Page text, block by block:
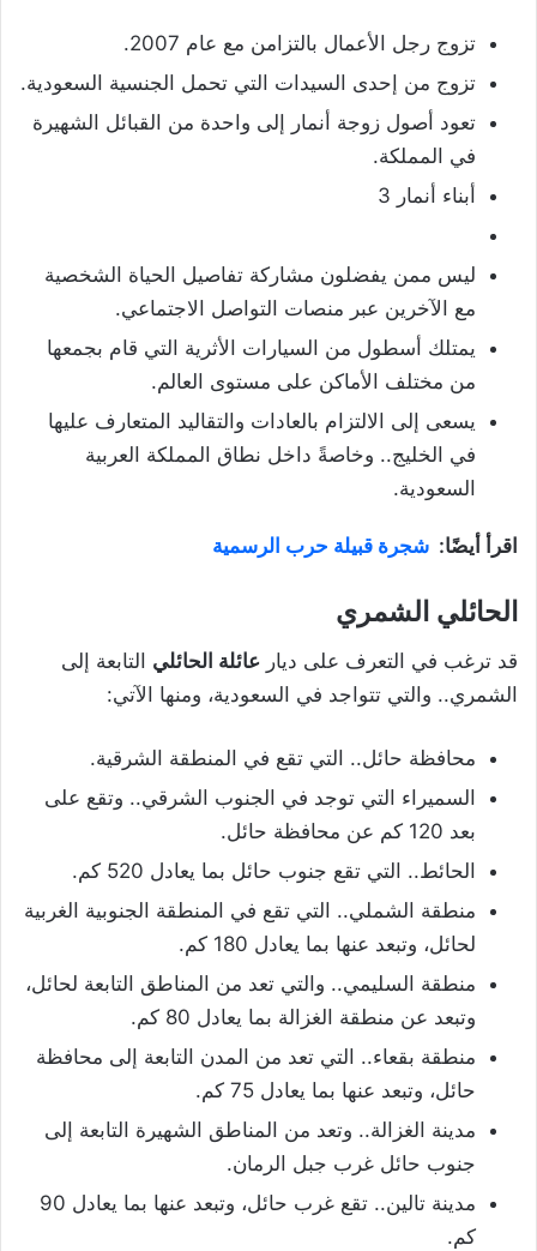
تزوج رجل الأعمال بالتزامن مع عام 2007.
تزوج من إحدى السيدات التي تحمل الجنسية السعودية.
تعود أصول زوجة أنمار إلى واحدة من القبائل الشهيرة
في المملكة.
أبناء أنمار 3
ليس ممن يفضلون مشاركة تفاصيل الحياة الشخصية
مع الآخرين عبر منصات التواصل الاجتماعي.
يمتلك أسطول من السيارات الأثرية التي قام بجمعها
من مختلف الأماكن على مستوى العالم.
يسعى إلى الالتزام بالعادات والتقاليد المتعارف عليها
في الخليج.. وخاصةً داخل نطاق المملكة العربية
السعودية.
اقرأ أيضًا: شجرة قبيلة حرب الرسمية
الحائلي الشمري
قد ترغب في التعرف على ديار عائلة الحائلي التابعة إلى
الشمري.. والتي تتواجد في السعودية، ومنها الآتي:
محافظة حائل.. التي تقع في المنطقة الشرقية.
السميراء التي توجد في الجنوب الشرقي.. وتقع على
بعد 120 كم عن محافظة حائل.
الحائط.. التي تقع جنوب حائل بما يعادل 520 كم.
منطقة الشملي.. التي تقع في المنطقة الجنوبية الغربية
لحائل، وتبعد عنها بما يعادل 180 كم.
منطقة السليمي.. والتي تعد من المناطق التابعة لحائل،
وتبعد عن منطقة الغزالة بما يعادل 80 كم.
منطقة بقعاء.. التي تعد من المدن التابعة إلى محافظة
حائل، وتبعد عنها بما يعادل 75 كم.
مدينة الغزالة.. وتعد من المناطق الشهيرة التابعة إلى
جنوب حائل غرب جبل الرمان.
مدينة تالين.. تقع غرب حائل، وتبعد عنها بما يعادل 90
كم.